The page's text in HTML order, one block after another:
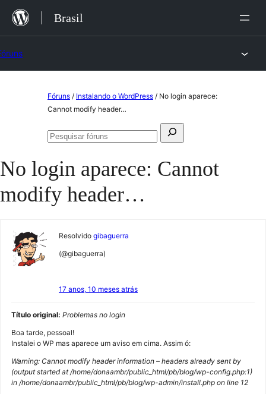
para
Brasil
Fóruns / Instalando o WordPress / No login aparece:
Cannot modify header…
Pesquisar
Pesquisar
No login aparece: Cannot
modify header…
Resolvido gibaguerra
(@gibaguerra)
17 anos, 10 meses atrás
Título original: Problemas no login
Boa tarde, pessoal!
Instalei o WP mas aparece um aviso em cima. Assim ó:
Warning: Cannot modify header information – headers already sent by
(output started at /home/donaambr/public_html/pb/blog/wp-config.php:1)
in /home/donaambr/public_html/pb/blog/wp-admin/install.php on line 12